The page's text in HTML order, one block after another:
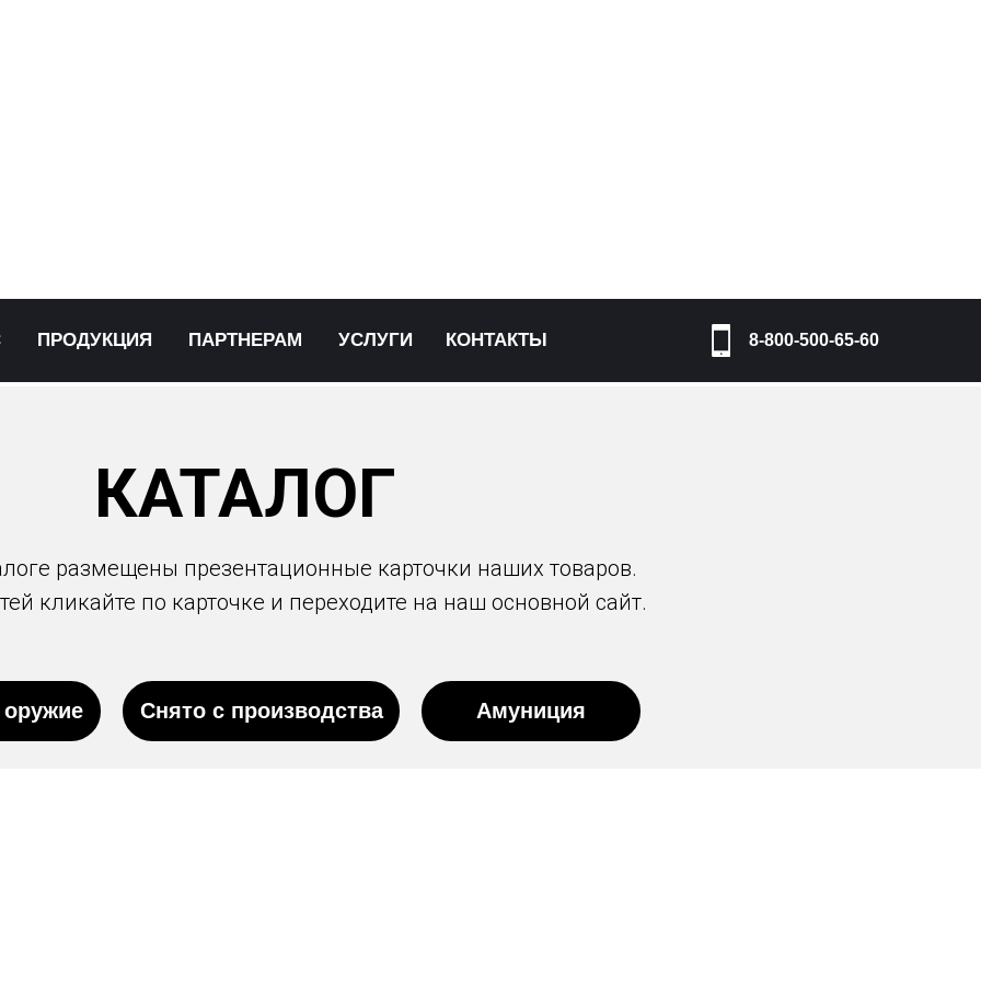
8-800-500-65-60
ПРОДУКЦИЯ ПАРТНЕРАМ УСЛУГИ КОНТАКТЫ
КАТАЛОГ
размещены презентационные карточки наших товаров.
кликайте по карточке и переходите на наш основной сайт.
Амуниция
Снято с производства